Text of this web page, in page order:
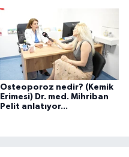
Osteoporoz nedir? (Kemik
Erimesi) Dr. med. Mihriban
Pelit anlatıyor...